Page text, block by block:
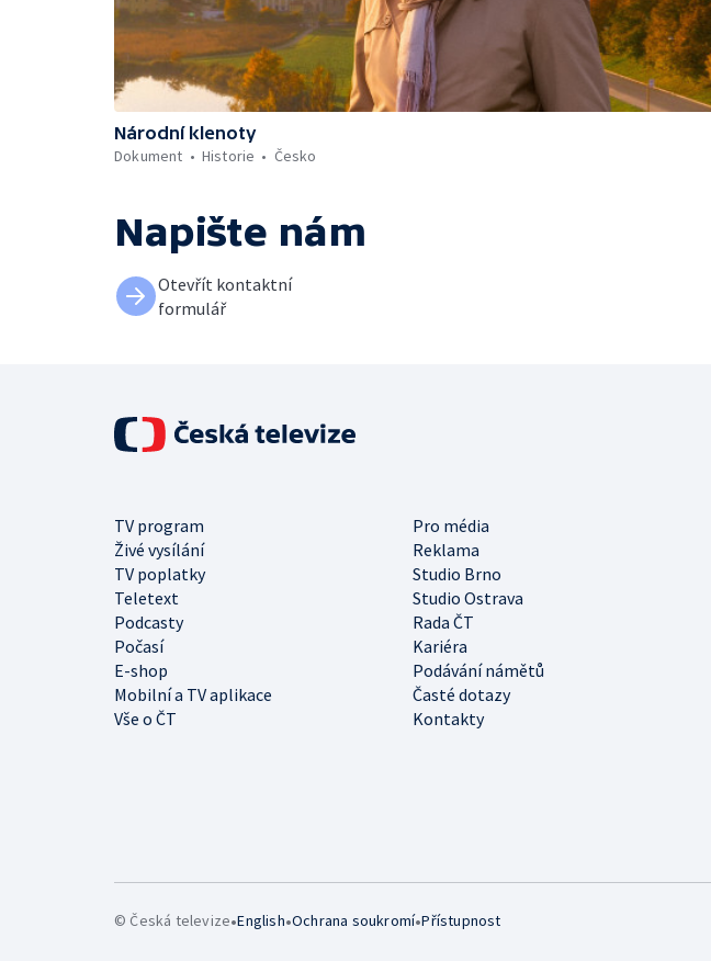
Národní klenoty
Dokument
Historie Česko
Napište nám
Otevřít kontaktní
formulář
TV program
Pro média
Živé vysílání
Reklama
TV poplatky
Studio Brno
Teletext
Studio Ostrava
Podcasty
Rada ČT
Počasí
Kariéra
E-shop
Podávání námětů
Mobilní a TV aplikace
Časté dotazy
Vše o ČT
Kontakty
© Česká televize•English•Ochrana soukromí•Přístupnost